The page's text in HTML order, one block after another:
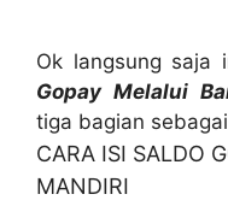
Ok langsung saja
Gopay Melalui
tiga bagian
CARA ISI SALDO
MANDIRI